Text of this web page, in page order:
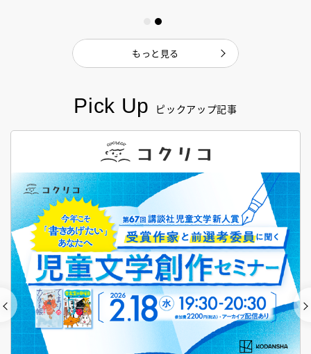
Pick Up ピックアップ記事
もっと見る